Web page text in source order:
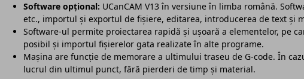
Software opțional: UCanCAM V13 în versiune în limba română.
etc., importul și exportul de fișiere, editarea, introducerea de text și
Software-ul permite proiectarea rapidă și ușoară a elementelor, pe
posibil și importul fișierelor gata realizate în alte programe.
Mașina are funcție de memorare a ultimului traseu de G-code. În
lucrul din ultimul punct, fără pierderi de timp și material.